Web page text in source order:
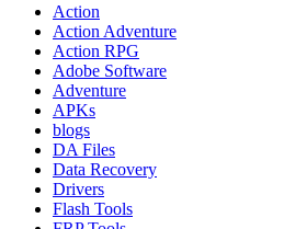
Action
Action Adventure
Action RPG
Adobe Software
Adventure
APKs
blogs
DA Files
Data Recovery
Drivers
Flash Tools